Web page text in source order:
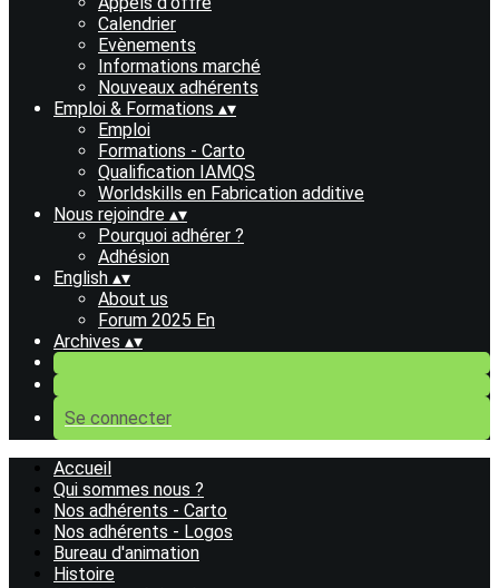
Calendrier
Evènements
Informations marché
Nouveaux adhérents
Emploi & Formations ▴▾
Emploi
Formations - Carto
Qualification IAMQS
Worldskills en Fabrication additive
Nous rejoindre ▴▾
Pourquoi adhérer ?
Adhésion
English ▴▾
About us
Forum 2025 En
Archives ▴▾
Se connecter
Accueil
Qui sommes nous ?
Nos adhérents - Carto
Nos adhérents - Logos
Bureau d'animation
Histoire